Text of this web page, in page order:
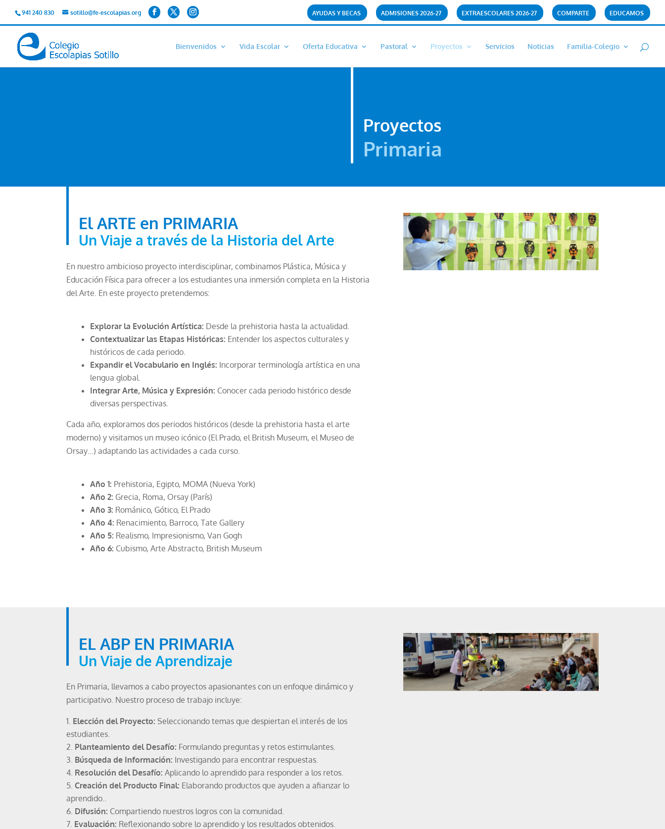
941 240 830 sotillo@fe-escolapias.org AYUDAS Y BECAS ADMISIONES 2026-27 EXTRAESCOLARES 2026-27 COMPARTE EDUCAMOS
Bienvenidos Vida Escolar Oferta Educativa Pastoral Proyectos Servicios Noticias Familia-Colegio
Proyectos
Primaria
El ARTE en PRIMARIA
Un Viaje a través de la Historia del Arte
En nuestro ambicioso proyecto interdisciplinar, combinamos Plástica, Música y
Educación Física para ofrecer a los estudiantes una inmersión completa en la Historia
del Arte. En este proyecto pretendemos:
Explorar la Evolución Artística: Desde la prehistoria hasta la actualidad.
Contextualizar las Etapas Históricas: Entender los aspectos culturales y
históricos de cada periodo.
Expandir el Vocabulario en Inglés: Incorporar terminología artística en una
lengua global.
Integrar Arte, Música y Expresión: Conocer cada periodo histórico desde
diversas perspectivas.
Cada año, exploramos dos periodos históricos (desde la prehistoria hasta el arte
moderno) y visitamos un museo icónico (El Prado, el British Museum, el Museo de
Orsay…) adaptando las actividades a cada curso.
Año 1: Prehistoria, Egipto, MOMA (Nueva York)
Año 2: Grecia, Roma, Orsay (París)
Año 3: Románico, Gótico, El Prado
Año 4: Renacimiento, Barroco, Tate Gallery
Año 5: Realismo, Impresionismo, Van Gogh
Año 6: Cubismo, Arte Abstracto, British Museum
EL ABP EN PRIMARIA
Un Viaje de Aprendizaje
En Primaria, llevamos a cabo proyectos apasionantes con un enfoque dinámico y
participativo. Nuestro proceso de trabajo incluye:
Elección del Proyecto: Seleccionando temas que despiertan el interés de los
estudiantes.
Planteamiento del Desafío: Formulando preguntas y retos estimulantes.
Búsqueda de Información: Investigando para encontrar respuestas.
Resolución del Desafío: Aplicando lo aprendido para responder a los retos.
Creación del Producto Final: Elaborando productos que ayuden a afianzar lo
aprendido..
Difusión: Compartiendo nuestros logros con la comunidad.
Evaluación: Reflexionando sobre lo aprendido y los resultados obtenidos.